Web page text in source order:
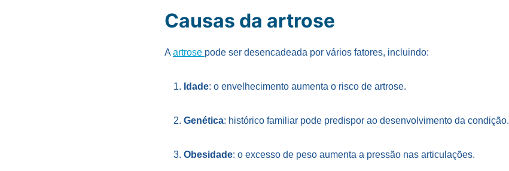
Causas da artrose
A artrose pode ser desencadeada por vários fatores, incluindo:
Idade: o envelhecimento aumenta o risco de artrose.
Genética: histórico familiar pode predispor ao desenvolvimento da condição.
Obesidade: o excesso de peso aumenta a pressão nas articulações.